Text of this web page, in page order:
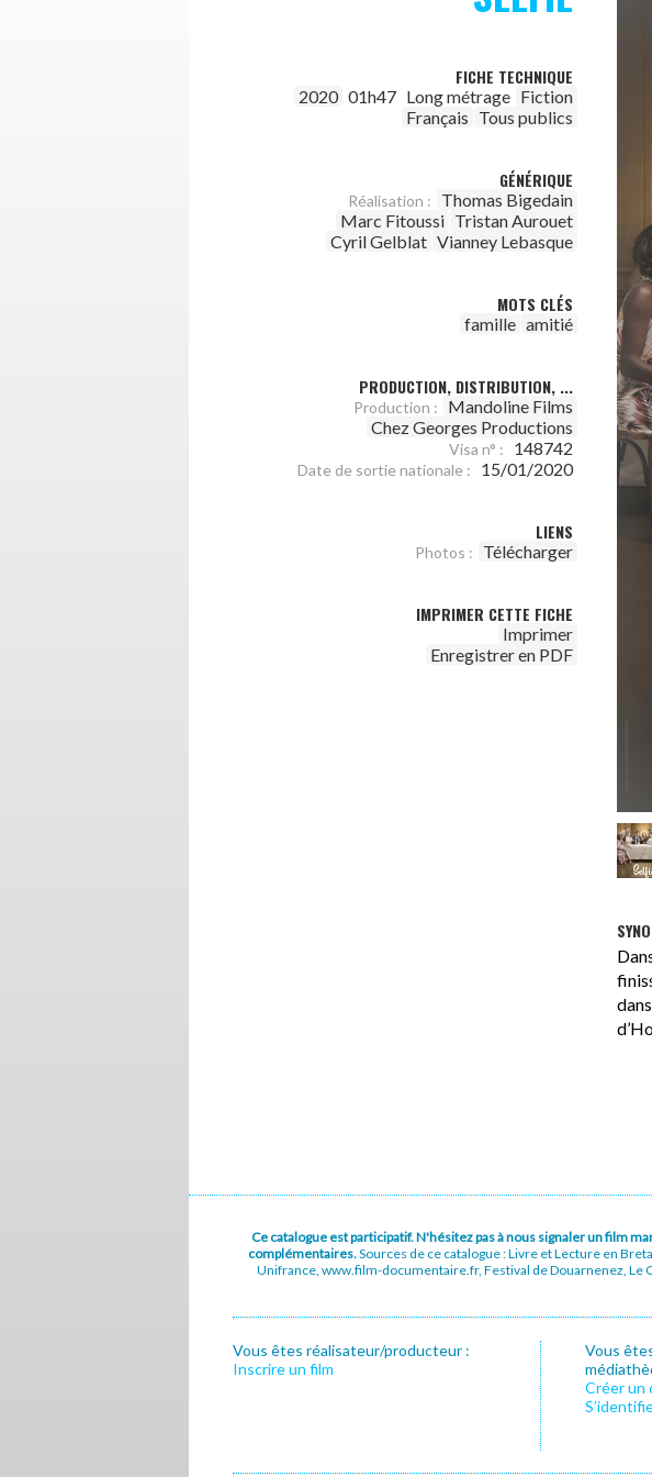
FICHE TECHNIQUE
2020 01h47 Long métrage Fiction
Français Tous publics
GÉNÉRIQUE
Réalisation :
Thomas Bigedain
Marc Fitoussi Tristan Aurouet
Cyril Gelblat Vianney Lebasque
MOTS CLÉS
famille amitié
PRODUCTION, DISTRIBUTION, ...
Production :
Mandoline Films
Chez Georges Productions
Visa n° : 148742
Date de sortie nationale : 15/01/2020
LIENS
Photos : Télécharger
IMPRIMER CETTE FICHE
Imprimer
Enregistrer en PDF
Ce catalogue est participatif. N'hésitez pas à nous signaler un film
complémentaires.Sources de ce catalogue : Livre et Lecture en
Unifrance, www.film-documentaire.fr, Festival de Douarnenez, Le
Vous êtes réalisateur/producteur :
Inscrire un film
Vous
Créer un